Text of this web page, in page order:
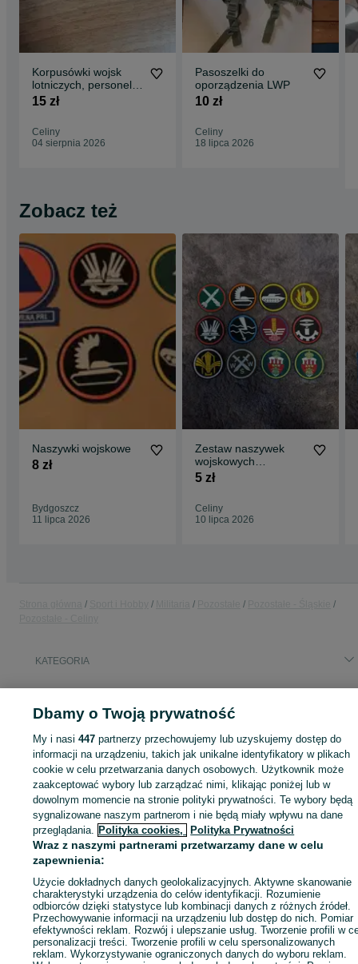
Korpusówki wojsk
lotniczych, personel
latający LWP PRL
15 zł
Celiny
04 sierpnia 2026
Pasoszelki do
oporządzenia LWP
10 zł
Celiny
18 lipca 2026
Zobacz też
Naszywki wojskowe
8 zł
Bydgoszcz
11 lipca 2026
Zestaw naszywek
wojskowych
specjalności rodzajów
5 zł
Celiny
10 lipca 2026
KATEGORIA
Zaloguj się lub załóż konto na OLX, aby skontaktować się z
sprzedającym
Zaloguj się / Załóż konto
Zadzwoń / SMS Wyślij wiadomość
Dbamy o Twoją prywatność
My i nasi447 partnerzy przechowujemy lub uzyskujemy dostęp do
informacji na urządzeniu, takich jak unikalne identyfikatory w plikach
cookie w celu przetwarzania danych osobowych. Użytkownik może
zaakceptować wybory lub zarządzać nimi, klikając poniżej lub w
dowolnym momencie na stronie polityki prywatności. Te wybory będą
sygnalizowane naszym partnerom i nie będą miały wpływu na dane
przeglądania. Polityka cookies, Polityka Prywatności
Wraz z naszymi partnerami przetwarzamy dane w celu
zapewnienia:
Użycie dokładnych danych geolokalizacyjnych. Aktywne skanowanie
charakterystyki urządzenia do celów identyfikacji. Rozumienie
odbiorców dzięki statystyce lub kombinacji danych z różnych źródeł.
Przechowywanie informacji na urządzeniu lub dostęp do nich. Pomiar
efektywności reklam. Rozwój i ulepszanie usług. Tworzenie profili w
personalizacji treści. Tworzenie profili w celu spersonalizowanych
reklam. Wykorzystywanie ograniczonych danych do wyboru reklam.